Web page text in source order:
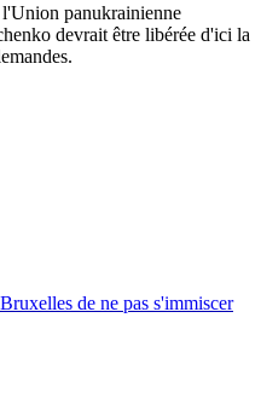
panukrainienne
devrait être libérée d'ici la
de ne pas s'immiscer